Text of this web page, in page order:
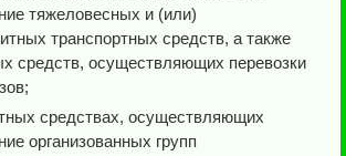
тяжеловесных и (или)
транспортных средств, а также
средств, осуществляющих перевозки
средствах, осуществляющих
организованных групп